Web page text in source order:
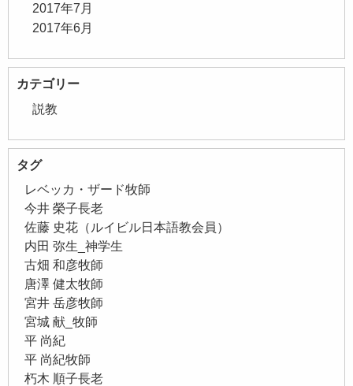
2017年7月
2017年6月
カテゴリー
説教
タグ
レベッカ・ザード牧師
今井 榮子長老
佐藤 史花（ルイビル日本語教会員）
内田 弥生_神学生
古畑 和彦牧師
唐澤 健太牧師
宮井 岳彦牧師
宮城 献_牧師
平 尚紀
平 尚紀牧師
朽木 順子長老